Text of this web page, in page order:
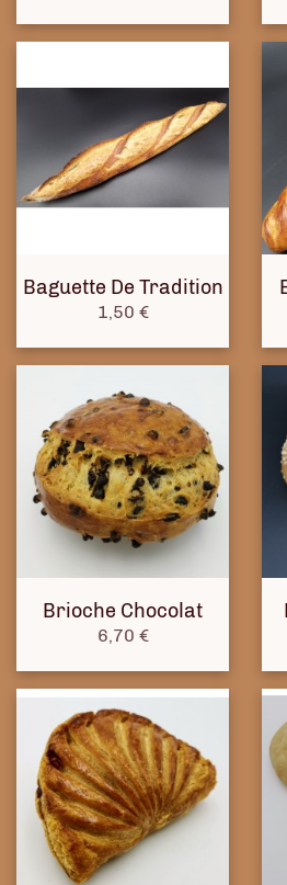
Baguette De Tradition
Prix
1,50 €
Brioche Chocolat
Prix
6,70 €